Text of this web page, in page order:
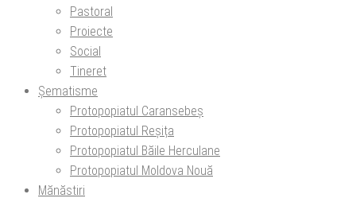
Pastoral
Proiecte
Social
Tineret
Șematisme
Protopopiatul Caransebeș
Protopopiatul Reșița
Protopopiatul Băile Herculane
Protopopiatul Moldova Nouă
Mănăstiri